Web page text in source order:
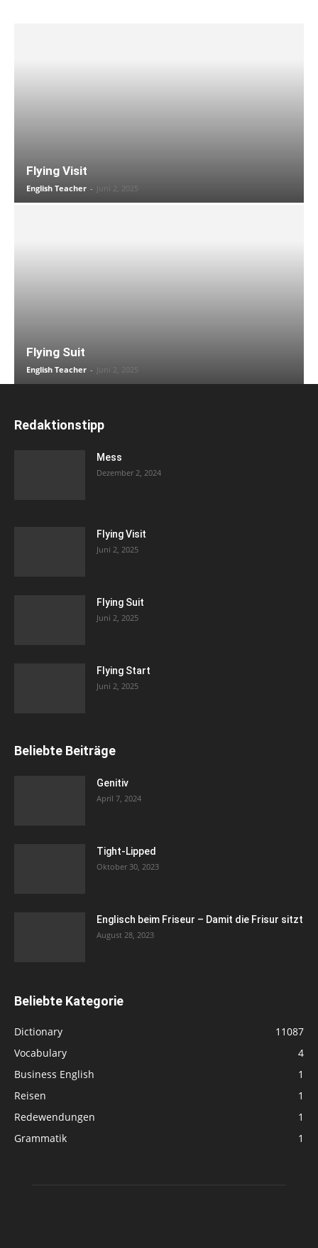
Flying Visit
English Teacher - Juni 2, 2025
Flying Suit
English Teacher - Juni 2, 2025
Redaktionstipp
Mess
Dezember 2, 2024
Flying Visit
Juni 2, 2025
Flying Suit
Juni 2, 2025
Flying Start
Juni 2, 2025
Beliebte Beiträge
Genitiv
April 7, 2024
Tight-Lipped
Oktober 30, 2023
Englisch beim Friseur – Damit die Frisur sitzt
August 28, 2023
Beliebte Kategorie
Dictionary
11087
Vocabulary
4
Business English
1
Reisen
1
Redewendungen
1
Grammatik
1